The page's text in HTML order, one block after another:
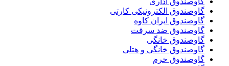
گاوصندوق الکترونیکی کارتی
گاوصندوق ایران کاوه
گاوصندوق ضد سرقت
گاوصندوق خانگی
گاوصندوق خانگی و هتلی
گاوصندوق خرم